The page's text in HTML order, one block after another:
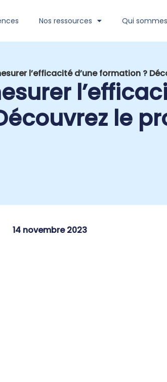
Nos ressources Qui
l’efficacité d’une formation ?
le
14 novembre 2023